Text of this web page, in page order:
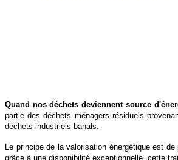
Quand nos déchets deviennent source
partie des déchets ménagers résiduels
déchets industriels banals.
Le principe de la valorisation énergétique est
grâce à une disponibilité exceptionnelle, cette